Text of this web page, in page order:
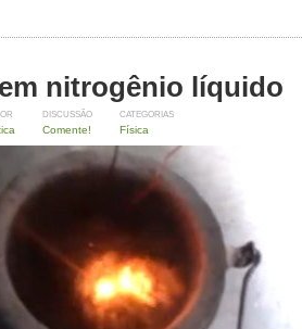
nitrogênio líquido
DISCUSSÃO
Comente!
CATEGORIAS
Física